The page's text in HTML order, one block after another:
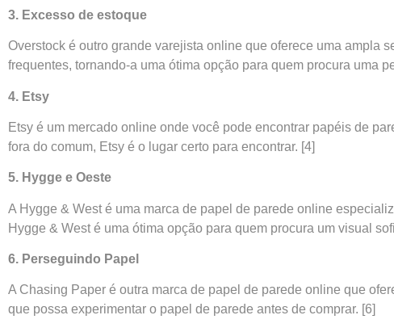
3. Excesso de estoque
Overstock é outro grande varejista online que oferece uma ampla
frequentes, tornando-a uma ótima opção para quem procura uma
4. Etsy
Etsy é um mercado online onde você pode encontrar papéis de
fora do comum, Etsy é o lugar certo para encontrar. [4]
5. Hygge e Oeste
A Hygge & West é uma marca de papel de parede online
Hygge & West é uma ótima opção para quem procura um visual
6. Perseguindo Papel
A Chasing Paper é outra marca de papel de parede online que
que possa experimentar o papel de parede antes de comprar. [6]